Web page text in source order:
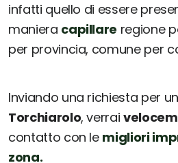
infatti quello di essere
maniera capillare regione
per provincia, comune per
Inviando una richiesta per
Torchiarolo, verrai
contatto con le migliori
zona.